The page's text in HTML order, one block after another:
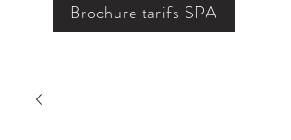
Brochure tarifs SPA